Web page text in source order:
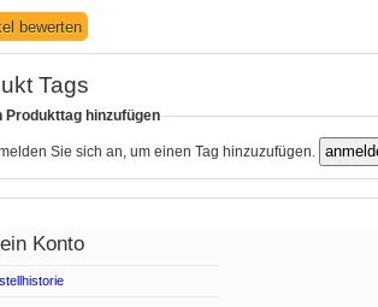
Tags
Produkttag hinzufügen
Sie sich an, um einen Tag hinzuzufügen.
Konto